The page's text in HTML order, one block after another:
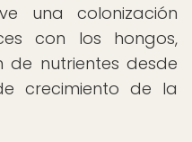
una colonización
con los hongos,
nutrientes desde
crecimiento de la